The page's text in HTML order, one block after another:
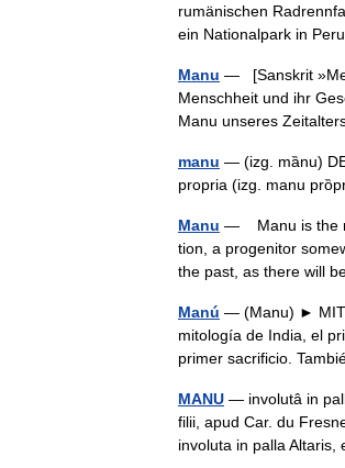
rumänischen
ein Nationalpark in
Manu — [Sanskrit
Menschheit und ihr
Manu unseres
manu — (izg. mȁnu)
propria (izg. manu
Manu — Manu is the
tion, a progenitor
the past, as there will
Manú — (Manu) ►
mitología de India, el
primer sacrificio.
MANU — involutâ in
filii, apud Car. du
involuta in palla